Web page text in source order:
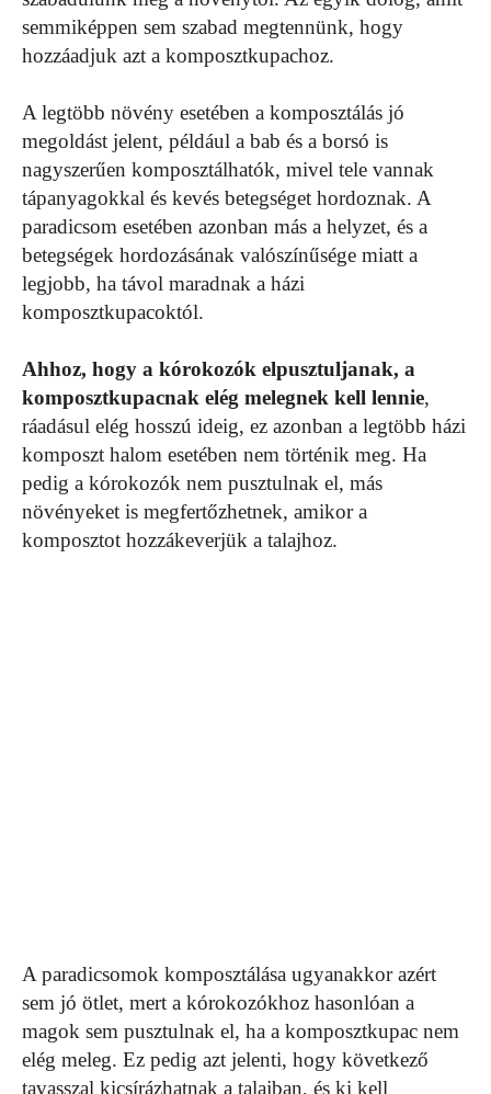
semmiképpen sem szabad megtennünk, hogy
hozzáadjuk azt a komposztkupachoz.
A legtöbb növény esetében a komposztálás jó
megoldást jelent, például a bab és a borsó is
nagyszerűen komposztálhatók, mivel tele vannak
tápanyagokkal és kevés betegséget hordoznak. A
paradicsom esetében azonban más a helyzet, és a
betegségek hordozásának valószínűsége miatt a
legjobb, ha távol maradnak a házi
komposztkupacoktól.
Ahhoz, hogy a kórokozók elpusztuljanak, a
komposztkupacnak elég melegnek kell lennie,
ráadásul elég hosszú ideig, ez azonban a legtöbb házi
komposzt halom esetében nem történik meg. Ha
pedig a kórokozók nem pusztulnak el, más
növényeket is megfertőzhetnek, amikor a
komposztot hozzákeverjük a talajhoz.
A paradicsomok komposztálása ugyanakkor azért
sem jó ötlet, mert a kórokozókhoz hasonlóan a
magok sem pusztulnak el, ha a komposztkupac nem
elég meleg. Ez pedig azt jelenti, hogy következő
tavasszal kicsírázhatnak a talajban, és ki kell